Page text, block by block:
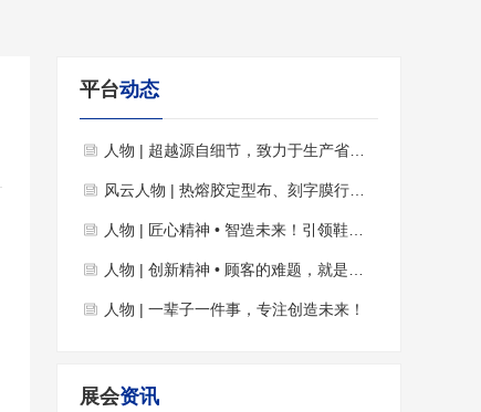
平台动态
人物 | 一辈子一件事，专注创造未来！
展会资讯